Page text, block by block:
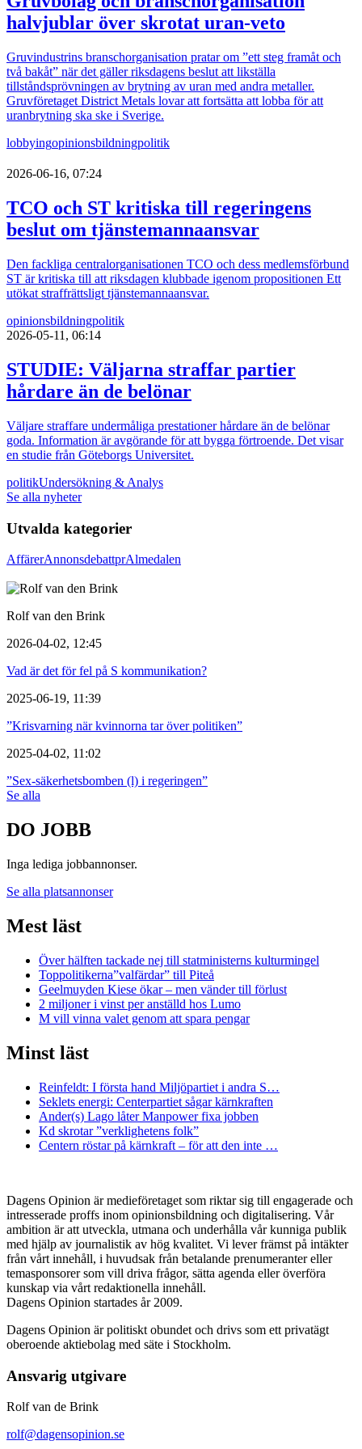
halvjublar över skrotat uran-veto
Gruvindustrins branschorganisation pratar om ”ett steg framåt och
två bakåt” när det gäller riksdagens beslut att likställa
tillståndsprövningen av brytning av uran med andra metaller.
Gruvföretaget District Metals lovar att fortsätta att lobba för att
uranbrytning ska ske i Sverige.
lobbyingopinionsbildningpolitik
2026-06-16, 07:24
TCO och ST kritiska till regeringens
beslut om tjänstemannaansvar
Den fackliga centralorganisationen TCO och dess medlemsförbund
ST är kritiska till att riksdagen klubbade igenom propositionen Ett
utökat straffrättsligt tjänstemannaansvar.
opinionsbildningpolitik
2026-05-11, 06:14
STUDIE: Väljarna straffar partier
hårdare än de belönar
Väljare straffare undermåliga prestationer hårdare än de belönar
goda. Information är avgörande för att bygga förtroende. Det visar
en studie från Göteborgs Universitet.
politikUndersökning & Analys
Se alla nyheter
Utvalda kategorier
AffärerAnnonsdebattprAlmedalen
Rolf van den Brink
2026-04-02, 12:45
Vad är det för fel på S kommunikation?
2025-06-19, 11:39
”Krisvarning när kvinnorna tar över politiken”
2025-04-02, 11:02
”Sex-säkerhetsbomben (l) i regeringen”
Se alla
DO JOBB
Inga lediga jobbannonser.
Se alla platsannonser
Mest läst
Över hälften tackade nej till statministerns kulturmingel
Toppolitikerna”valfärdar” till Piteå
Geelmuyden Kiese ökar – men vänder till förlust
2 miljoner i vinst per anställd hos Lumo
M vill vinna valet genom att spara pengar
Minst läst
Reinfeldt: I första hand Miljöpartiet i andra S…
Seklets energi: Centerpartiet sågar kärnkraften
Ander(s) Lago låter Manpower fixa jobben
Kd skrotar ”verklighetens folk”
Centern röstar på kärnkraft – för att den inte …
Dagens Opinion är medieföretaget som riktar sig till engagerade och
intresserade proffs inom opinionsbildning och digitalisering. Vår
ambition är att utveckla, utmana och underhålla vår kunniga publik
med hjälp av journalistik av hög kvalitet. Vi lever främst på intäkter
från vårt innehåll, i huvudsak från betalande prenumeranter eller
temasponsorer som vill driva frågor, sätta agenda eller överföra
kunskap via vårt redaktionella innehåll.
Dagens Opinion startades år 2009.
Dagens Opinion är politiskt obundet och drivs som ett privatägt
oberoende aktiebolag med säte i Stockholm.
Ansvarig utgivare
Rolf van de Brink
rolf@dagensopinion.se